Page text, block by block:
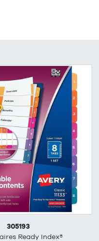
305193
Ready Index®